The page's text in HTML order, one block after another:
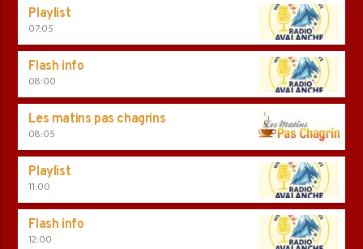
Playlist
07:05
Flash info
08:00
Les matins pas chagrins
08:05
Playlist
11:00
Flash info
12:00